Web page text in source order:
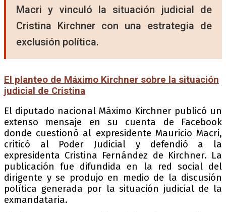
Macri y vinculó la situación judicial de
Cristina Kirchner con una estrategia de
exclusión política.
El planteo de Máximo Kirchner sobre la situación
judicial de Cristina
El diputado nacional Máximo Kirchner publicó un
extenso mensaje en su cuenta de Facebook
donde cuestionó al expresidente Mauricio Macri,
criticó al Poder Judicial y defendió a la
expresidenta Cristina Fernández de Kirchner. La
publicación fue difundida en la red social del
dirigente y se produjo en medio de la discusión
política generada por la situación judicial de la
exmandataria.